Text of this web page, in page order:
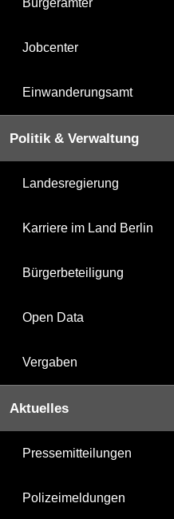
Bürgerämter
Jobcenter
Einwanderungsamt
Politik & Verwaltung
Landesregierung
Karriere im Land Berlin
Bürgerbeteiligung
Open Data
Vergaben
Aktuelles
Pressemitteilungen
Polizeimeldungen